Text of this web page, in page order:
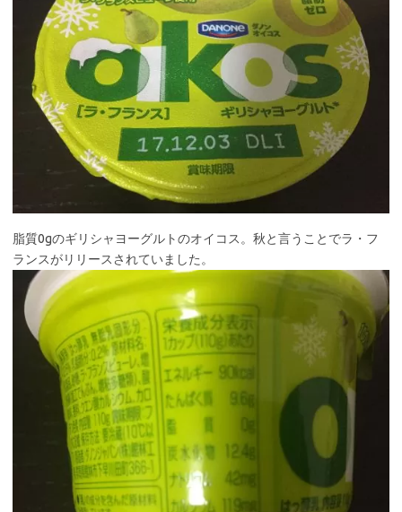
脂質0gのギリシャヨーグルトのオイコス。秋と言うことでラ・フ
ランスがリリースされていました。